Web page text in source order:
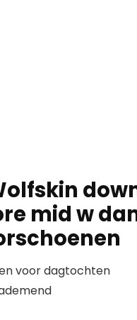
mid w
voor dagtochten